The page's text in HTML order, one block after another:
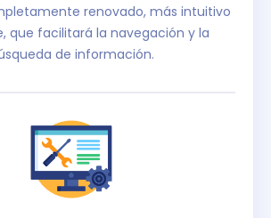
renovado, más intuitivo
que facilitará la navegación y la
de información.